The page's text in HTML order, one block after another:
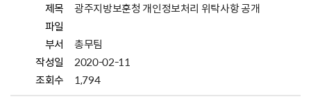
제목
광주지방보훈청 개인정보처리 위탁사항 공개
파일
부서
총무팀
작성일
2020-02-11
조회수
1,794